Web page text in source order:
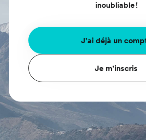
inoubliable !
J'ai déjà un
Je m'inscris